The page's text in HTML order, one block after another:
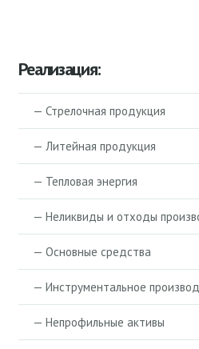
Реализация:
— Стрелочная продукция
— Литейная продукция
— Тепловая энергия
— Неликвиды и отходы
— Основные средства
— Инструментальное
— Непрофильные активы